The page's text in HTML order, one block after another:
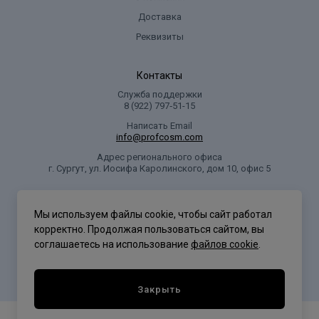
cocamide mida, cocamidopropyl betaine, olli 20, isamino peg/p
Доставка
Реквизиты
Контакты
Служба поддержки
8 (922) 797‑51-15
Написать Email
info@profcosm.com
Адрес регионального офиса
г. Сургут, ул. Иосифа Каролинского, дом 10, офис 5
Мы используем файлы cookie, чтобы сайт работал
корректно. Продолжая пользоваться сайтом, вы
соглашаетесь на использование файлов cookie
Закрыть